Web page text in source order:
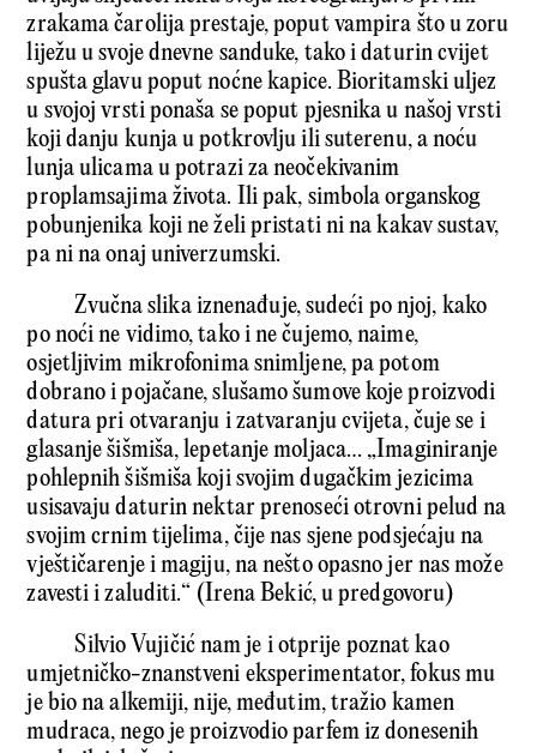
zrakama čarolija prestaje, poput vampira što u zoru
liježu u svoje dnevne sanduke, tako i daturin cvijet
spušta glavu poput noćne kapice. Bioritamski uljez
u svojoj vrsti ponaša se poput pjesnika u našoj vrsti
koji danju kunja u potkrovlju ili suterenu, a noću
lunja ulicama u potrazi za neočekivanim
proplamsajima života. Ili pak, simbola organskog
pobunjenika koji ne želi pristati ni na kakav sustav,
pa ni na onaj univerzumski.
Zvučna slika iznenađuje, sudeći po njoj, kako
po noći ne vidimo, tako i ne čujemo, naime,
osjetljivim mikrofonima snimljene, pa potom
dobrano i pojačane, slušamo šumove koje proizvodi
datura pri otvaranju i zatvaranju cvijeta, čuje se i
glasanje šišmiša, lepetanje moljaca… „Imaginiranje
pohlepnih šišmiša koji svojim dugačkim jezicima
usisavaju daturin nektar prenoseći otrovni pelud na
svojim crnim tijelima, čije nas sjene podsjećaju na
vještičarenje i magiju, na nešto opasno jer nas može
zavesti i zaluditi.“ (Irena Bekić, u predgovoru)
Silvio Vujičić nam je i otprije poznat kao
umjetničko-znanstveni eksperimentator, fokus mu
je bio na alkemiji, nije, međutim, tražio kamen
mudraca, nego je proizvodio parfem iz donesenih